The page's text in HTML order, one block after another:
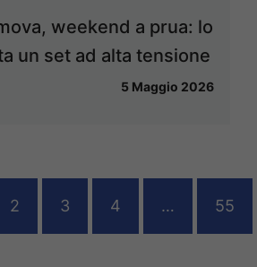
weekend a prua: lo
un set ad alta tensione
5 Maggio 2026
2 3 4 … 55